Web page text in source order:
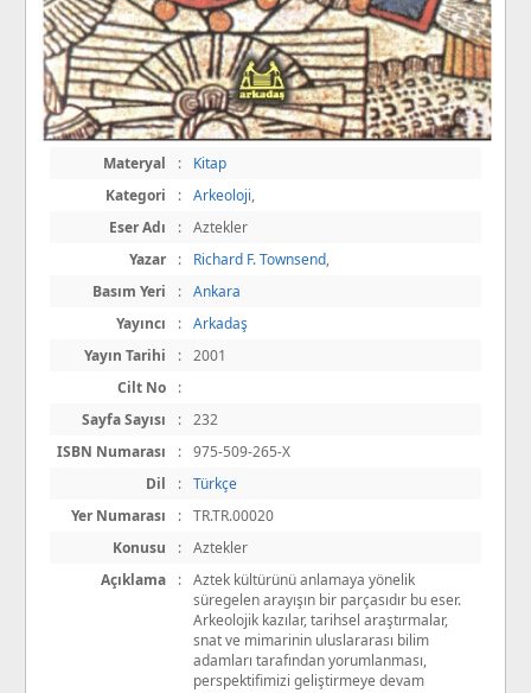
Materyal :
Kitap
Kategori
: Arkeoloji,
Eser Adı
: Aztekler
Yazar
: Richard F. Townsend,
Basım Yeri
: Ankara
Yayıncı
: Arkadaş
Yayın Tarihi
: 2001
Cilt No
:
Sayfa Sayısı
: 232
ISBN Numarası
: 975-509-265-X
Dil
: Türkçe
Yer Numarası
: TR.TR.00020
Konusu
: Aztekler
Açıklama
: Aztek kültürünü anlamaya yönelik
süregelen arayışın bir parçasıdır bu eser.
Arkeolojik kazılar, tarihsel araştırmalar,
snat ve mimarinin uluslararası bilim
adamları tarafından yorumlanması,
perspektifimizi geliştirmeye devam